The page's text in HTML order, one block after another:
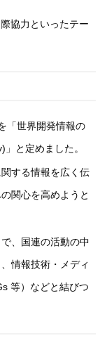
協力といったテー
「世界開発情報の
と定めました。
する情報を広く伝
関心を高めようと
、国連の活動の中
情報技術・メディ
等）などと結びつ